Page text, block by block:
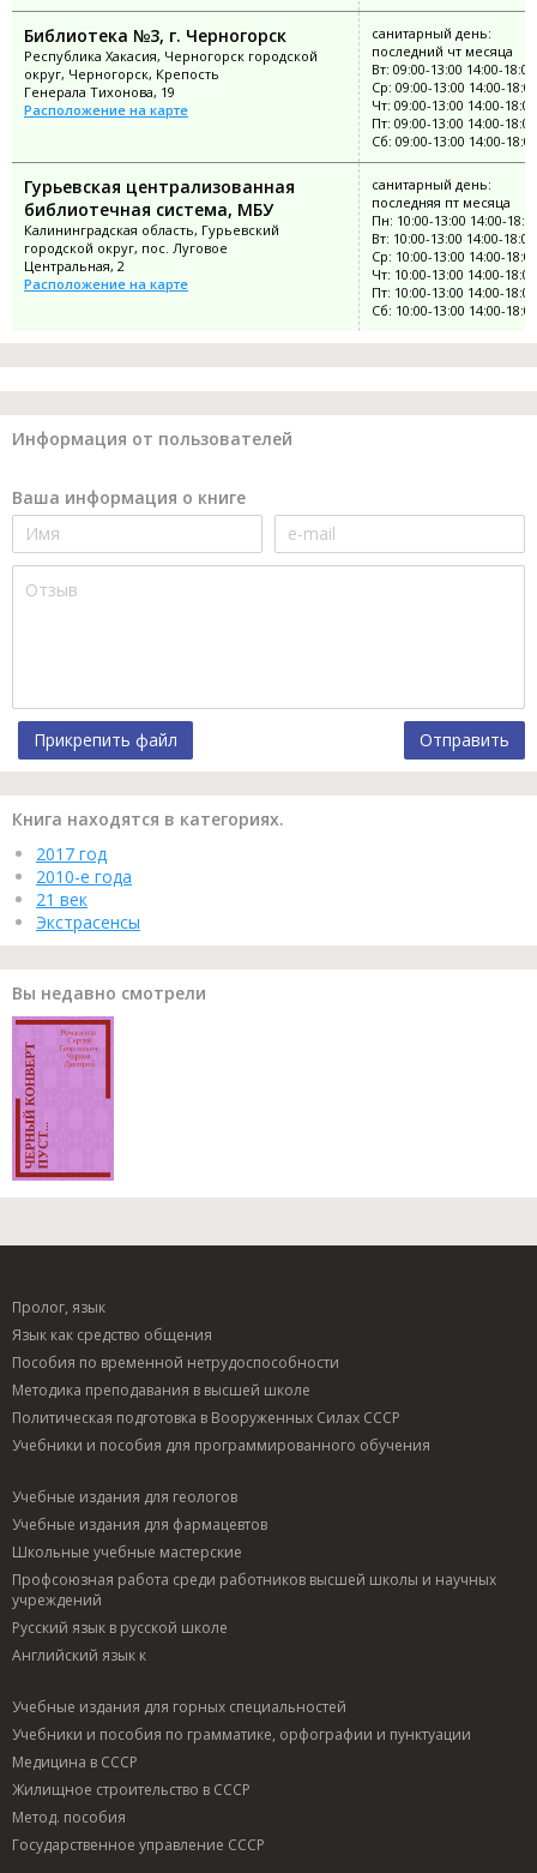
Библиотека №3, г. Черногорск
Республика Хакасия, Черногорск городской
округ, Черногорск, Крепость
Генерала Тихонова, 19
Расположение на карте
санитарный день:
последний чт месяца
Вт: 09:00-13:00 14:00-18:00
Ср: 09:00-13:00 14:00-18:00
Чт: 09:00-13:00 14:00-18:00
Пт: 09:00-13:00 14:00-18:00
Сб: 09:00-13:00 14:00-18:00
Гурьевская централизованная
библиотечная система, МБУ
Калининградская область, Гурьевский
городской округ, пос. Луговое
Центральная, 2
Расположение на карте
санитарный день:
последняя пт месяца
Пн: 10:00-13:00 14:00-
Вт: 10:00-13:00 14:00-18:00
Ср: 10:00-13:00 14:00-18:00
Чт: 10:00-13:00 14:00-18:00
Пт: 10:00-13:00 14:00-18:00
Сб: 10:00-13:00 14:00-18:00
Информация от пользователей
Ваша информация о книге
Прикрепить файл Отправить
Книга находятся в категориях.
2017 год
2010-е года
21 век
Экстрасенсы
Вы недавно смотрели
Пролог, язык
Язык как средство общения
Пособия по временной нетрудоспособности
Методика преподавания в высшей школе
Политическая подготовка в Вооруженных Силах СССР
Учебники и пособия для программированного обучения
Учебные издания для геологов
Учебные издания для фармацевтов
Школьные учебные мастерские
Профсоюзная работа среди работников высшей школы и научных
учреждений
Русский язык в русской школе
Английский язык к
Учебные издания для горных специальностей
Учебники и пособия по грамматике, орфографии и пунктуации
Медицина в СССР
Жилищное строительство в СССР
Метод. пособия
Государственное управление СССР